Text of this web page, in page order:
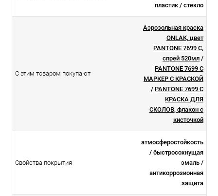
пластик / стекло
С этим товаром покупают
Аэрозольная краска
ONLAK, цвет
PANTONE 7699 C,
спрей 520мл /
PANTONE 7699 C
МАРКЕР С КРАСКОЙ
/ PANTONE 7699 C
КРАСКА ДЛЯ
СКОЛОВ, флакон с
кисточкой
Свойства покрытия
атмосферостойкоcть
/ быстросохнущая
эмаль /
антикоррозионная
защита